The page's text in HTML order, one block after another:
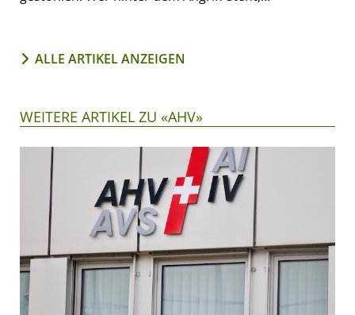
ALLE ARTIKEL ANZEIGEN
WEITERE ARTIKEL ZU «AHV»